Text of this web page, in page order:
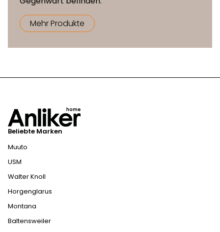
Mehr Produkte
Beliebte Marken
Muuto
USM
Walter Knoll
Horgenglarus
Montana
Baltensweiler